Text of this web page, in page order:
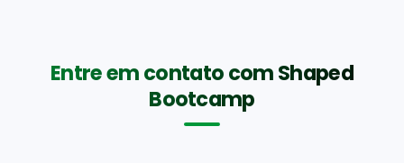
Entre em contato com Shaped
Bootcamp